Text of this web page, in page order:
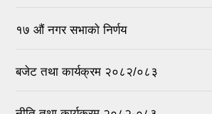
१७ ‌‍औं नगर सभाकाे निर्णय
बजेट तथा कार्यक्रम २०८२/०८३